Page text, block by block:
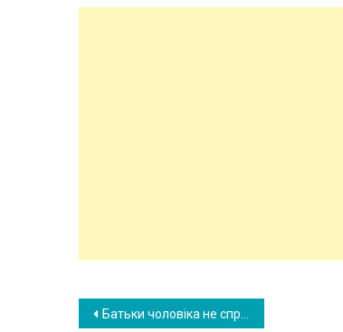
Post
Батьки чоловіка не сприймають мене за людину. Для них я інкубатор, який виноաує їм онуків, а про це я здогадалася зовсім випадково